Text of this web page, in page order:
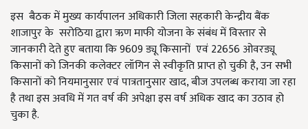
इस बैठक में मुख्य कार्यपालन अधिकारी जिला सहकारी केन्द्रीय बैंक
शाजापुर के सरोठिया द्वारा ऋण माफी योजना के संबंध में विस्तार से
जानकारी देते हुए बताया कि 9609 ड्यू किसानों एवं 22656 ओवरड्यू
किसानों को जिनकी कलेक्टर लॉगिन से स्वीकृति प्राप्त हो चुकी है, उन सभी
किसानों को नियमानुसार एवं पात्रतानुसार खाद, बीज उपलब्ध कराया जा रहा
है तथा इस अवधि में गत वर्ष की अपेक्षा इस वर्ष अधिक खाद का उठाव हो
चुका है.